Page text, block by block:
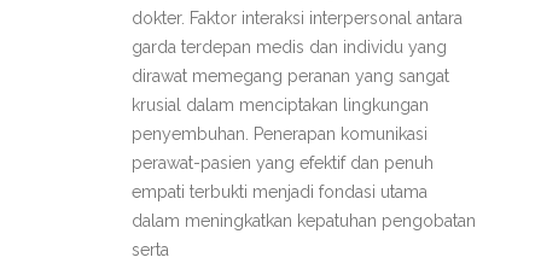
dokter. Faktor interaksi interpersonal antara
garda terdepan medis dan individu yang
dirawat memegang peranan yang sangat
krusial dalam menciptakan lingkungan
penyembuhan. Penerapan komunikasi
perawat-pasien yang efektif dan penuh
empati terbukti menjadi fondasi utama
dalam meningkatkan kepatuhan pengobatan
serta